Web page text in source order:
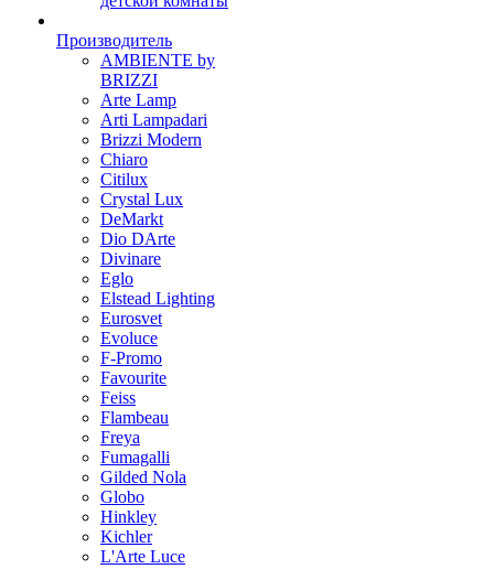
Производитель
AMBIENTE by
BRIZZI
Arte Lamp
Arti Lampadari
Brizzi Modern
Chiaro
Citilux
Crystal Lux
DeMarkt
Dio DArte
Divinare
Eglo
Elstead Lighting
Eurosvet
Evoluce
F-Promo
Favourite
Feiss
Flambeau
Freya
Fumagalli
Gilded Nola
Globo
Hinkley
Kichler
L'Arte Luce